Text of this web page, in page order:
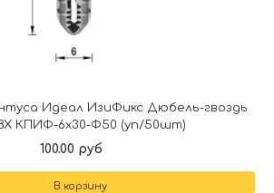
Идеал ИзиФикс Дюбель-гвоздь
КПИФ-6х30-Ф50 (уп/50шт)
100.00 руб
В корзину